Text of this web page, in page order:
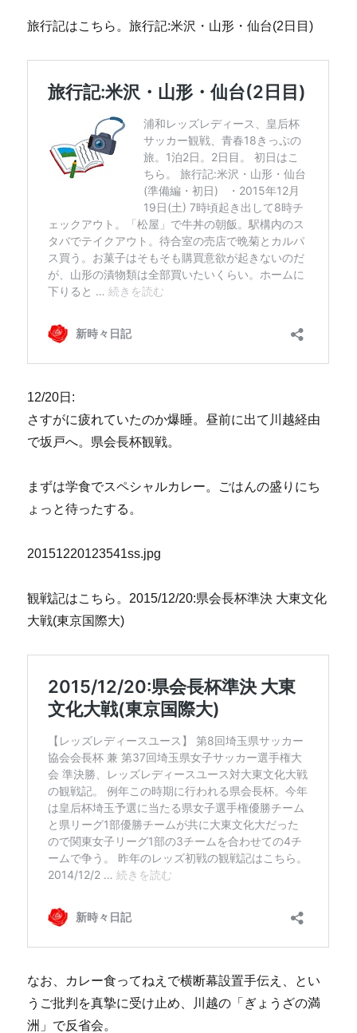
旅行記はこちら。旅行記:米沢・山形・仙台(2日目)
12/20日:
さすがに疲れていたのか爆睡。昼前に出て川越経由
で坂戸へ。県会長杯観戦。
まずは学食でスペシャルカレー。ごはんの盛りにち
ょっと待ったする。
20151220123541ss.jpg
観戦記はこちら。2015/12/20:県会長杯準決 大東文化
大戦(東京国際大)
なお、カレー食ってねえで横断幕設置手伝え、とい
うご批判を真摯に受け止め、川越の「ぎょうざの満
洲」で反省会。